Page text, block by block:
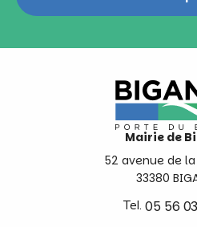
Mairie de
52 avenue de
33380
Tel. 05 56